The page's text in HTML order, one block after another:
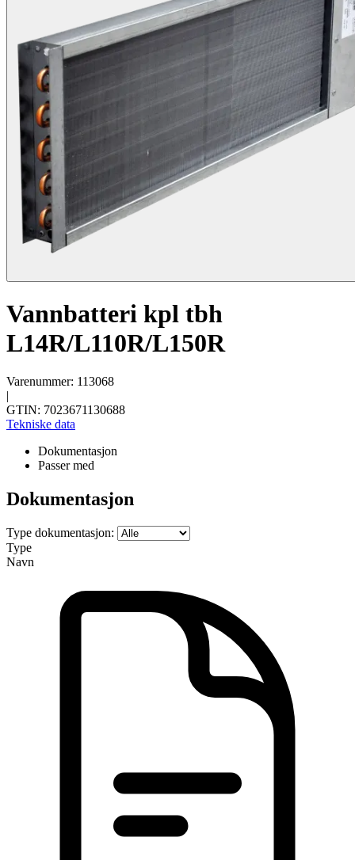
Vannbatteri kpl tbh
L14R/L110R/L150R
Varenummer: 113068
|
GTIN: 7023671130688
Tekniske data
Dokumentasjon
Passer med
Dokumentasjon
Type dokumentasjon:
Type
Navn